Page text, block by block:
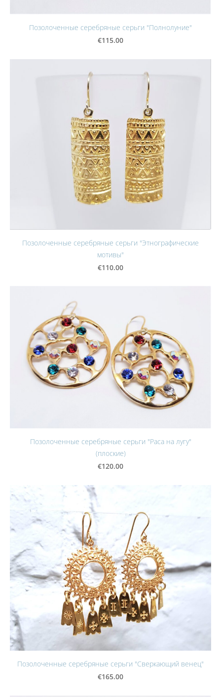
Позолоченные серебряные серьги "Полнолуние"
€115.00
Позолоченные серебряные серьги "Этнографические
мотивы"
€110.00
Позолоченные серебряные серьги "Раса на лугу"
(плоские)
€120.00
Позолоченные серебряные серьги "Сверкающий венец"
€165.00